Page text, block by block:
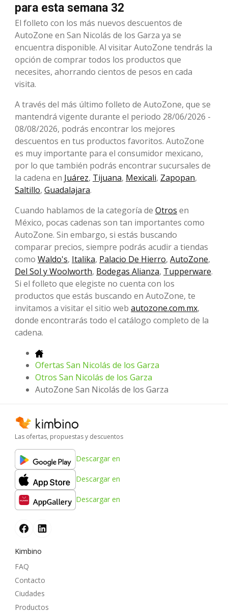
para esta semana 32
El folleto con los más nuevos descuentos de
AutoZone en San Nicolás de los Garza ya se
encuentra disponible. Al visitar AutoZone tendrás la
opción de comprar todos los productos que
necesites, ahorrando cientos de pesos en cada
visita.
A través del más último folleto de AutoZone, que se
mantendrá vigente durante el periodo 28/06/2026 -
08/08/2026, podrás encontrar los mejores
descuentos en tus productos favoritos. AutoZone
es muy importante para el consumidor mexicano,
por lo que también podrás encontrar sucursales de
la cadena en Juárez, Tijuana, Mexicali, Zapopan,
Saltillo, Guadalajara.
Cuando hablamos de la categoría de Otros en
México, pocas cadenas son tan importantes como
AutoZone. Sin embargo, si estás buscando
comparar precios, siempre podrás acudir a tiendas
como Waldo's, Italika, Palacio De Hierro, AutoZone,
Del Sol y Woolworth, Bodegas Alianza, Tupperware.
Si el folleto que elegiste no cuenta con los
productos que estás buscando en AutoZone, te
invitamos a visitar el sitio web autozone.com.mx,
donde encontrarás todo el catálogo completo de la
cadena.
Ofertas San Nicolás de los Garza
Otros San Nicolás de los Garza
AutoZone San Nicolás de los Garza
Las ofertas, propuestas y descuentos
Descargar en
Descargar en
Descargar en
Kimbino
FAQ
Contacto
Ciudades
Productos